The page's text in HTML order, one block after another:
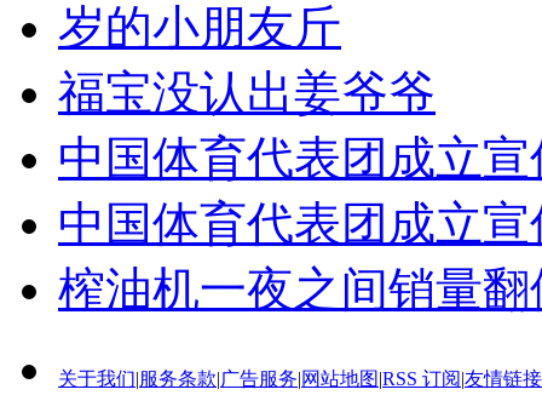
岁的小朋友斤
福宝没认出姜爷爷
中国体育代表团成立宣
中国体育代表团成立宣
榨油机一夜之间销量翻
关于我们|服务条款|广告服务|网站地图|RSS 订阅|友情链接